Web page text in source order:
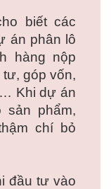
biết các
án phân lô
hàng nộp
góp vốn,
Khi dự án
sản phẩm,
chí bỏ
đầu tư vào